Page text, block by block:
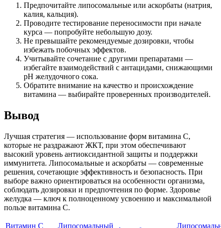
Предпочитайте липосомальные или аскорбаты (натрия,
калия, кальция).
Проводите тестирование переносимости при начале
курса — попробуйте небольшую дозу.
Не превышайте рекомендуемые дозировки, чтобы
избежать побочных эффектов.
Учитывайте сочетание с другими препаратами —
избегайте взаимодействий с антацидами, снижающими
pH желудочного сока.
Обратите внимание на качество и происхождение
витамина — выбирайте проверенных производителей.
Вывод
Лучшая стратегия — использование форм витамина C,
которые не раздражают ЖКТ, при этом обеспечивают
высокий уровень антиоксидантной защиты и поддержки
иммунитета. Липосомальные и аскорбаты — современные
решения, сочетающие эффективность и безопасность. При
выборе важно ориентироваться на особенности организма,
соблюдать дозировки и предпочтения по форме. Здоровье
желудка — ключ к полноценному усвоению и максимальной
пользе витамина C.
Витамин С Липосомальный